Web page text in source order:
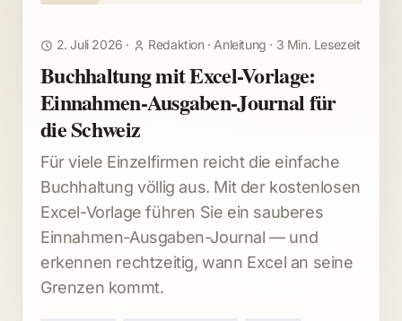
2. Juli 2026 · Redaktion· Anleitung · 3 Min. Lesezeit
Buchhaltung mit Excel-Vorlage:
Einnahmen-Ausgaben-Journal für
die Schweiz
Für viele Einzelfirmen reicht die einfache
Buchhaltung völlig aus. Mit der kostenlosen
Excel-Vorlage führen Sie ein sauberes
Einnahmen-Ausgaben-Journal — und
erkennen rechtzeitig, wann Excel an seine
Grenzen kommt.